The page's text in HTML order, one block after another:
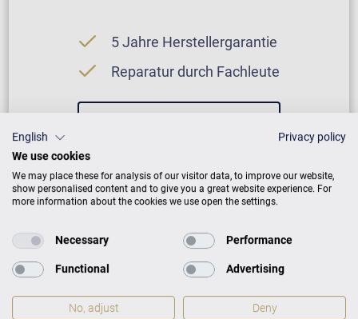
5 Jahre Herstellergarantie
Reparatur durch Fachleute
English
Privacy policy
We use cookies
We may place these for analysis of our visitor data, to improve our website,
show personalised content and to give you a great website experience. For
more information about the cookies we use open the settings.
Necessary Performance
Functional Advertising
No, adjust Deny